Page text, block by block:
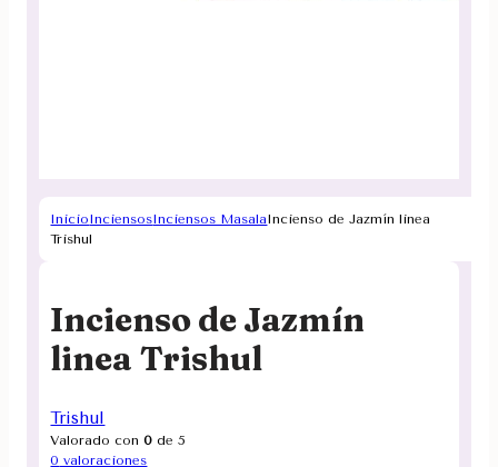
InicioInciensosInciensos MasalaIncienso de Jazmín linea
Trishul
Incienso de Jazmín
linea Trishul
Trishul
Valorado con0 de 5
0 valoraciones